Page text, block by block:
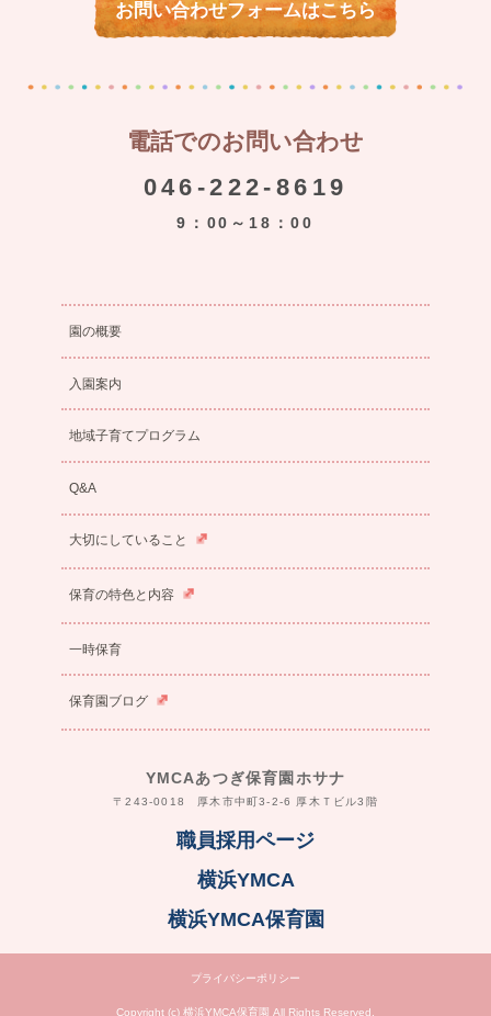
お問い合わせフォームはこちら
電話でのお問い合わせ
046-222-8619
9：00～18：00
園の概要
入園案内
地域子育てプログラム
Q&A
大切にしていること
保育の特色と内容
一時保育
保育園ブログ
YMCAあつぎ保育園ホサナ
〒243-0018 厚木市中町3-2-6 厚木Ｔビル3階
職員採用ページ
横浜YMCA
横浜YMCA保育園
プライバシーポリシー
Copyright (c) 横浜YMCA保育園 All Rights Reserved.